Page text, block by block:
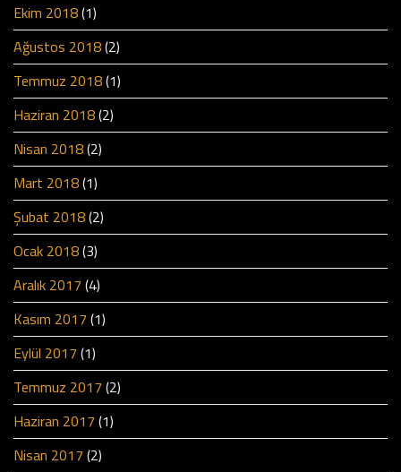
Ekim 2018(1)
Ağustos 2018(2)
Temmuz 2018(1)
Haziran 2018(2)
Nisan 2018(2)
Mart 2018(1)
Şubat 2018(2)
Ocak 2018(3)
Aralık 2017 (4)
Kasım 2017 (1)
Eylül 2017 (1)
Temmuz 2017 (2)
Haziran 2017 (1)
Nisan 2017 (2)